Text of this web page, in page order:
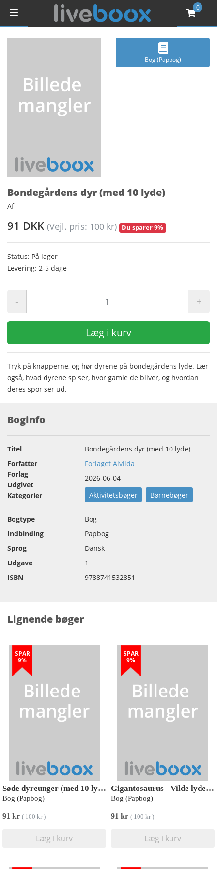
0
Bog (Papbog)
Bondegårdens dyr (med 10 lyde)
Af
91 DKK (Vejl. pris: 100 kr) Du sparer 9%
Status: På lager
Levering: 2-5 dage
- +
Læg i kurv
Tryk på knapperne, og hør dyrene på bondegårdens lyde. Lær
også, hvad dyrene spiser, hvor gamle de bliver, og hvordan
deres spor ser ud.
Boginfo
Titel
Bondegårdens dyr (med 10 lyde)
Forfatter
Forlag
Forlaget Alvilda
Udgivet
2026-06-04
Kategorier
Aktivitetsbøger Børnebøger
Bogtype
Bog
Indbinding
Papbog
Sprog
Dansk
Udgave
1
ISBN
9788741532851
Lignende bøger
SPAR
9%
Søde dyreunger (med 10 lyde)
Bog (Papbog)
91 kr ( 100 kr)
Læg i kurv
SPAR
9%
Gigantosaurus - Vilde lyde i junglen (med 10 superseje lyde)
Bog (Papbog)
91 kr ( 100 kr)
Læg i kurv